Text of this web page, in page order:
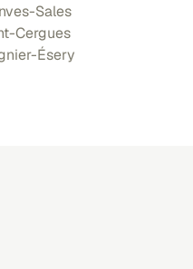
Sales
Cergues
Ésery